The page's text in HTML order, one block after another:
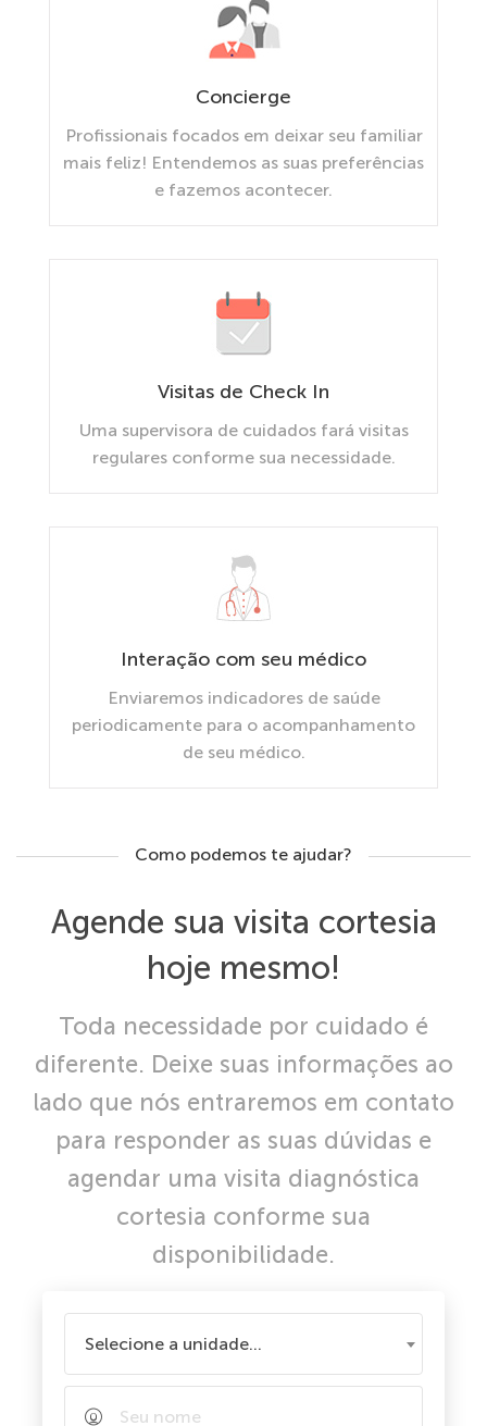
Concierge
Profissionais focados em deixar seu familiar
mais feliz! Entendemos as suas preferências
e fazemos acontecer.
Visitas de Check In
Uma supervisora de cuidados fará visitas
regulares conforme sua necessidade.
Interação com seu médico
Enviaremos indicadores de saúde
periodicamente para o acompanhamento
de seu médico.
Como podemos te ajudar?
Agende sua visita cortesia
hoje mesmo!
Toda necessidade por cuidado é
diferente. Deixe suas informações ao
lado que nós entraremos em contato
para responder as suas dúvidas e
agendar uma visita diagnóstica
cortesia conforme sua
disponibilidade.
Selecione a unidade...